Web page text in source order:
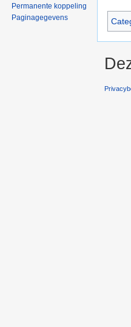
Permanente koppeling
Paginagegevens